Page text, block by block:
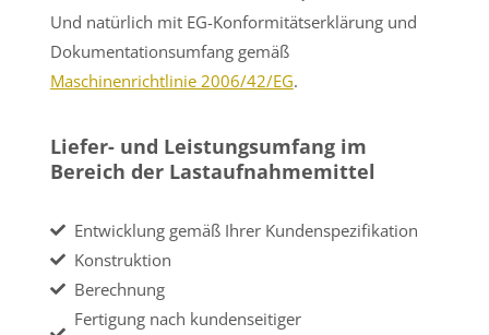
Und natürlich mit EG-Konformitätserklärung und
Dokumentationsumfang gemäß
Maschinenrichtlinie 2006/42/EG.
Liefer- und Leistungsumfang im
Bereich der Lastaufnahmemittel
Entwicklung gemäß Ihrer Kundenspezifikation
Konstruktion
Berechnung
Fertigung nach kundenseitiger